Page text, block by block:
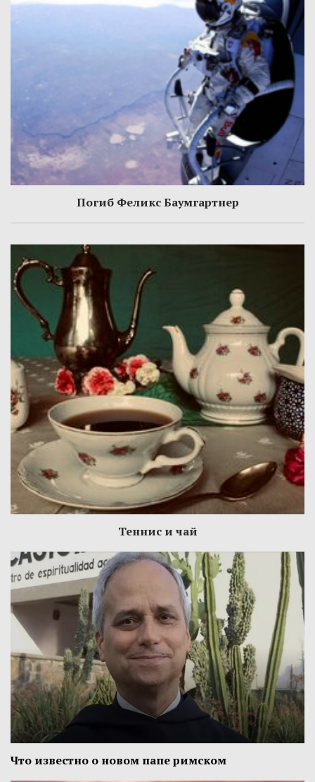
Погиб Феликс Баумгартнер
Теннис и чай
Что известно о новом папе римском